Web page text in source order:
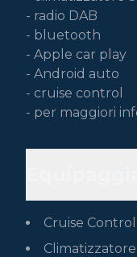
- radio DAB
- bluetooth
- Apple car play
- Android auto
- cruise control
- per maggiori
Cruise Control
Climatizzatore